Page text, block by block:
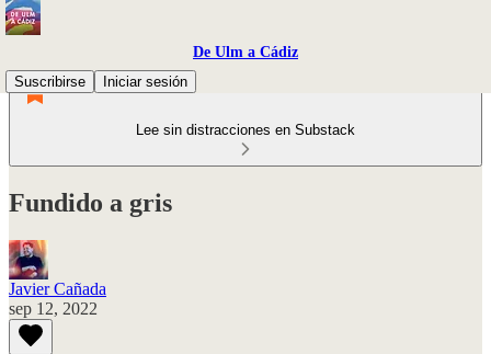
De Ulm a Cádiz
Suscribirse
Iniciar sesión
Lee sin distracciones en Substack
Fundido a gris
Javier Cañada
sep 12, 2022